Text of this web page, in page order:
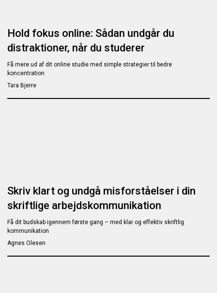
Hold fokus online: Sådan undgår du
distraktioner, når du studerer
Få mere ud af dit online studie med simple strategier til bedre
koncentration
Tara Bjerre
Skriv klart og undgå misforståelser i din
skriftlige arbejds­kommunikation
Få dit budskab igennem første gang – med klar og effektiv skriftlig
kommunikation
Agnes Olesen